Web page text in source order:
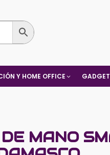
Y HOME OFFICE
MANO